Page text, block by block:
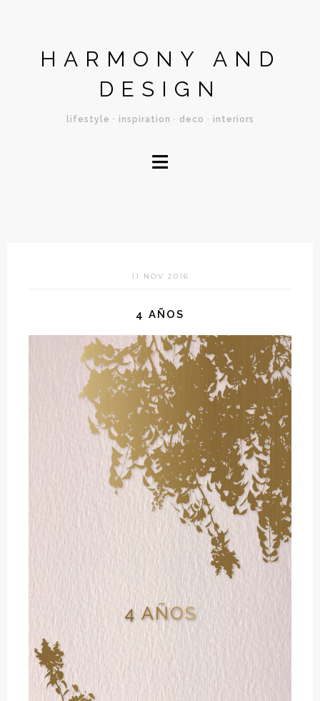
HARMONY AND
DESIGN
lifestyle · inspiration · deco · interiors
≡
11 NOV 2016
4 AÑOS